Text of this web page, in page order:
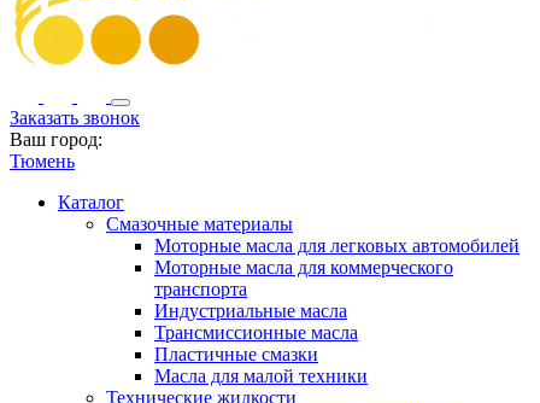
Заказать звонок
Ваш город:
Тюмень
Каталог
Смазочные материалы
Моторные масла для легковых автомобилей
Моторные масла для коммерческого
транспорта
Индустриальные масла
Трансмиссионные масла
Пластичные смазки
Масла для малой техники
Технические жидкости